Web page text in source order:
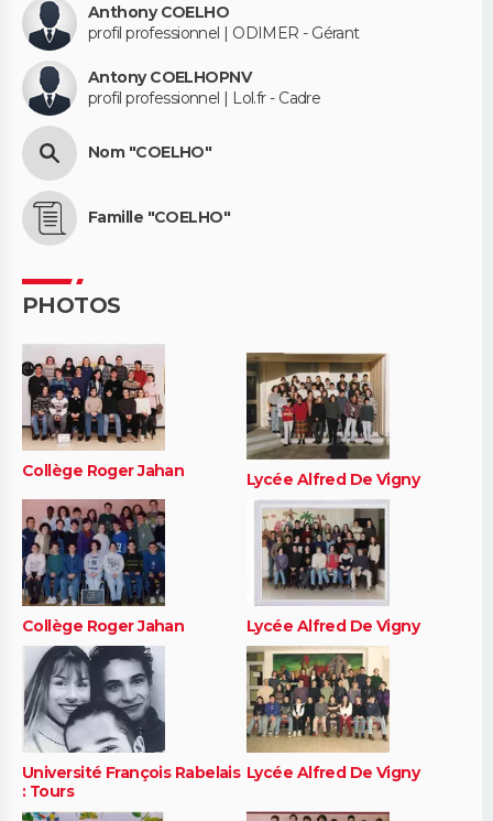
Anthony COELHO
profil professionnel | ODIMER - Gérant
Antony COELHOPNV
profil professionnel | Lol.fr - Cadre
Nom "COELHO"
Famille "COELHO"
PHOTOS
Collège Roger Jahan Lycée Alfred De Vigny
Collège Roger Jahan Lycée Alfred De Vigny
Université François Rabelais
: Tours
Lycée Alfred De Vigny